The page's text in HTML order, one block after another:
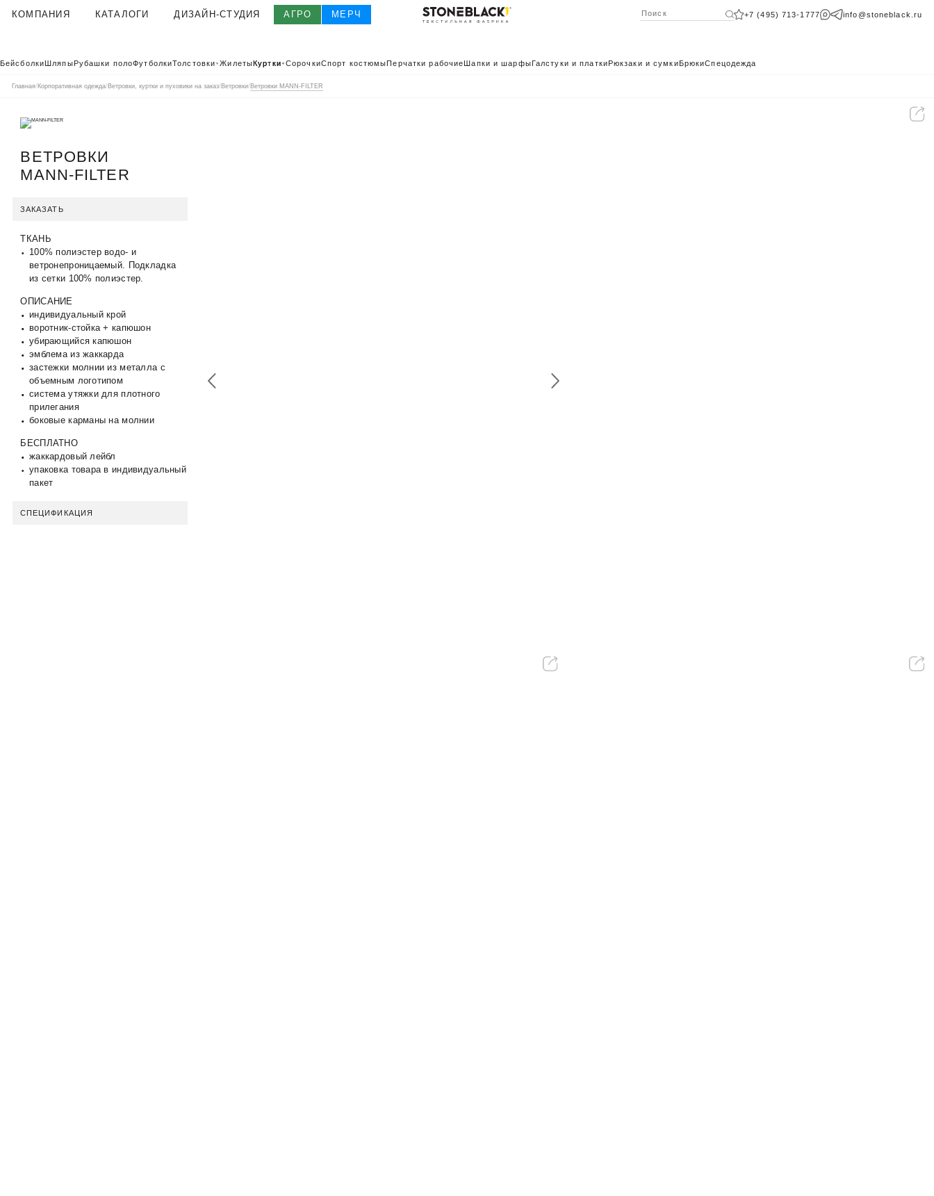
КОМПАНИЯ
О КОМПАНИИ
КЛИЕНТЫ
ПОЛЬЗОВАТЕЛЬСКОЕ СОГЛАШЕНИЕ
ГАРАНТИИ И КАЧЕСТВО
ВАКАНСИИ
КОНТАКТЫ
КАТАЛОГИ
КАТАЛОГ 2026
ДИЗАЙН-СТУДИЯ АГРО МЕРЧ +7 (495) 713-1777 info@stoneblack.ru
БейсболкиШляпыРубашки полоФутболкиТолстовки ▼ ЖилетыКуртки ▼ СорочкиСпорт костюмыПерчатки рабочиеШапки и шарфыГалстуки и платкиРюкзаки и сумкиБрюкиСпецодежда
Главная/ Корпоративная одежда/ Ветровки, куртки и пуховики на заказ/ Ветровки/ Ветровки MANN-FILTER
ВЕТРОВКИ
MANN-FILTER
ЗАКАЗАТЬ
ТКАНЬ
100% полиэстер водо- и
ветронепроницаемый. Подкладка
из сетки 100% полиэстер.
ОПИСАНИЕ
индивидуальный крой
воротник-стойка + капюшон
убирающийся капюшон
эмблема из жаккарда
застежки молнии из металла с
объемным логотипом
система утяжки для плотного
прилегания
боковые карманы на молнии
БЕСПЛАТНО
жаккардовый лейбл
упаковка товара в индивидуальный
пакет
СПЕЦИФИКАЦИЯ